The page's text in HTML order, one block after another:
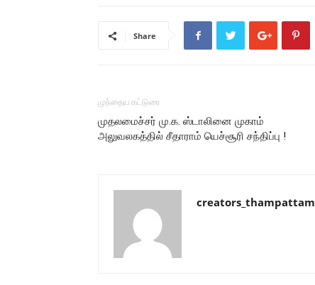
Share
முந்தைய கட்டுரை
முதலமைச்சர் மு.க. ஸ்டாலினை முகாம்
அலுவலகத்தில் சீதாராம் யெச்சூரி சந்திப்பு !
creators_thampattam